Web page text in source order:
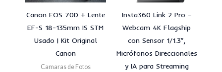
Canon EOS 70D + Lente
EF-S 18-135mm IS STM
Usado | Kit Original
Canon
Camaras de Fotos
Insta360 Link 2 Pro –
Webcam 4K Flagship
con Sensor 1/1.3″,
Micrófonos Direccionales
y IA para Streaming